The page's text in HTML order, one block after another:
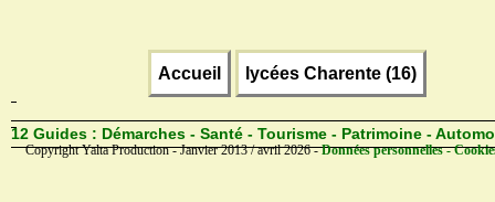
Accueil lycées Charente (16)
12 Guides : Démarches - Santé - Tourisme - Patrimoine -
Copyright Yalta Production - Janvier 2013 / avril 2026 -Données personnelles -